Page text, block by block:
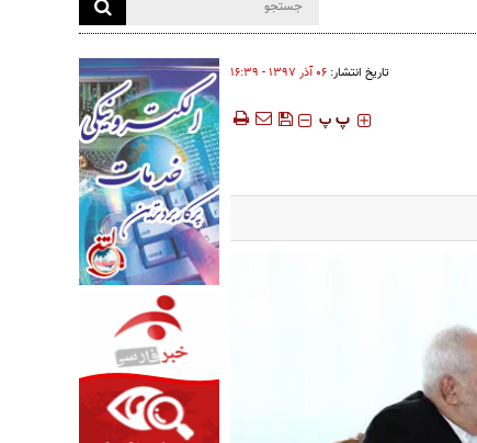
تاریخ انتشار: ۰۶ آذر ۱۳۹۷ - ۱۶:۳۹
‍‍‍ پ پ